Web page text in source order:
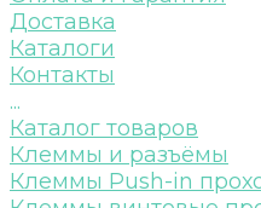
Доставка
Каталоги
Контакты
...
Каталог товаров
Клеммы и разъёмы
Клеммы Push-in